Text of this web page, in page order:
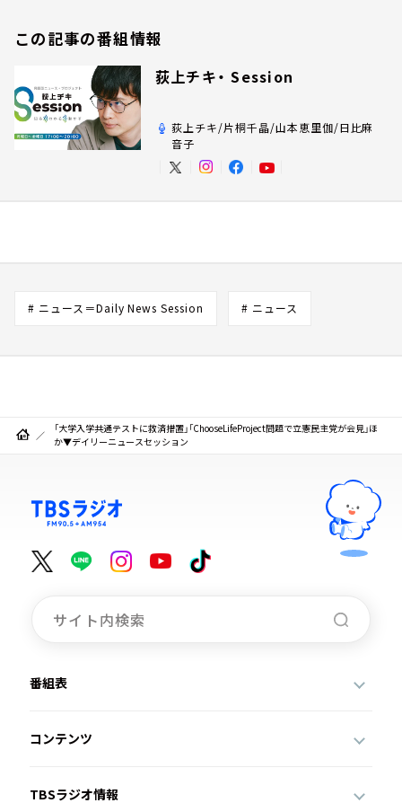
この記事の番組情報
荻上チキ・ Session
荻上チキ/片桐千晶/山本恵里伽/日比麻
音子
# ニュース＝Daily News Session # ニュース
「大学入学共通テストに救済措置」「ChooseLifeProject問題で立憲民主党が会見」ほ
か▼デイリーニュースセッション
番組表
コンテンツ
TBSラジオ情報